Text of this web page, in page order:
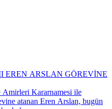
EREN ARSLAN GÖREVİNE
Amirleri Kararnamesi ile
atanan Eren Arslan, bugün